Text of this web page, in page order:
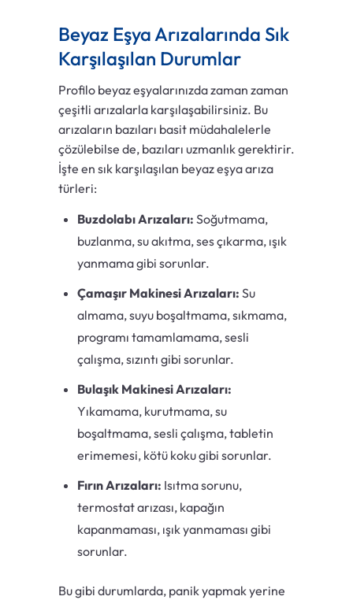
Beyaz Eşya Arızalarında Sık
Karşılaşılan Durumlar
Profilo beyaz eşyalarınızda zaman zaman
çeşitli arızalarla karşılaşabilirsiniz. Bu
arızaların bazıları basit müdahalelerle
çözülebilse de, bazıları uzmanlık gerektirir.
İşte en sık karşılaşılan beyaz eşya arıza
türleri:
Buzdolabı Arızaları: Soğutmama,
buzlanma, su akıtma, ses çıkarma, ışık
yanmama gibi sorunlar.
Çamaşır Makinesi Arızaları: Su
almama, suyu boşaltmama, sıkmama,
programı tamamlamama, sesli
çalışma, sızıntı gibi sorunlar.
Bulaşık Makinesi Arızaları:
Yıkamama, kurutmama, su
boşaltmama, sesli çalışma, tabletin
erimemesi, kötü koku gibi sorunlar.
Fırın Arızaları: Isıtma sorunu,
termostat arızası, kapağın
kapanmaması, ışık yanmaması gibi
sorunlar.
Bu gibi durumlarda, panik yapmak yerine